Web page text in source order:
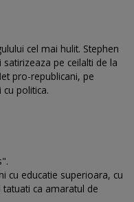
cel mai hulit. Stephen
pe ceilalti de la
pro-republicani, pe
politica.
cu educatie superioara, cu
ca amaratul de